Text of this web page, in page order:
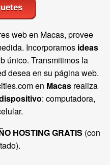
web en Macas, provee
Incorporamos ideas
único. Transmitimos la
desea en su página web.
en Macasrealiza
: computadora,
HOSTING GRATIS (con